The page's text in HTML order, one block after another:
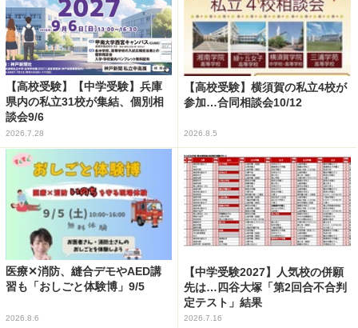
【高校受験】【中学受験】兵庫
県内の私立31校が集結、個別相
談会9/6
2026.7.28
【高校受験】横須賀の私立4校が
参加…合同相談会10/12
2026.8.5
医療✕消防、縫合デモやAED講
習も「おしごと体験博」9/5
2026.8.6
【中学受験2027】人気校の併願
先は…四谷大塚「第2回合不合判
定テスト」結果
2026.7.16